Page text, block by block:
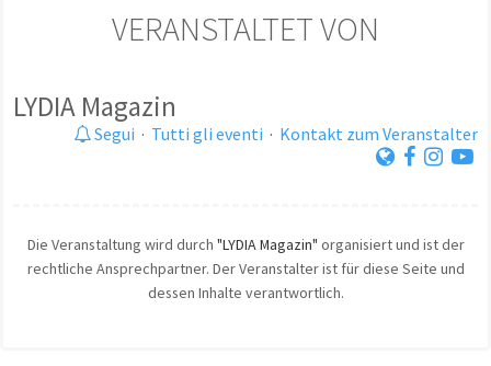
VERANSTALTET VON
LYDIA Magazin
Segui · Tutti gli eventi · Kontakt zum Veranstalter
Die Veranstaltung wird durch "LYDIA Magazin" organisiert und ist der
rechtliche Ansprechpartner. Der Veranstalter ist für diese Seite und
dessen Inhalte verantwortlich.